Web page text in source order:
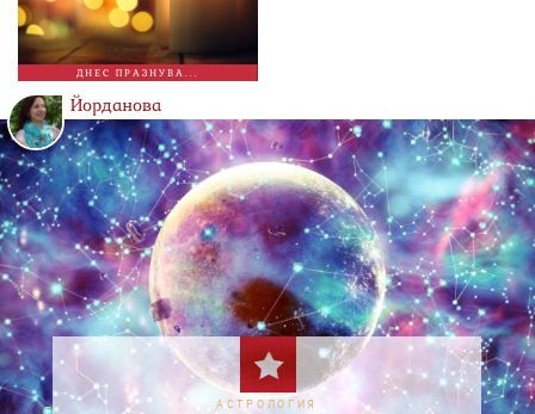
ДНЕС ПРАЗНУВА...
Йорданова
АСТРОЛОГИЯ